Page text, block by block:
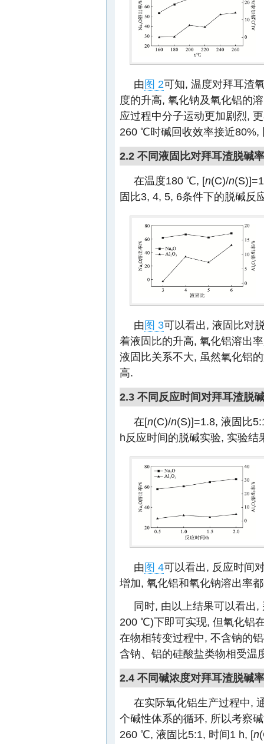
由图 2可知, 温度对拜耳渣
度的升高, 氧化钠及氧化铝的
应过程中分子运动更加剧烈,
260 ℃时碱回收效率接近80%,
2.2 不同液固比对拜耳渣脱碱
在温度180 ℃, [n(C)/n
固比3, 4, 5, 6条件下的脱碱反
由图 3可以看出, 液固比对
着液固比的升高, 氧化铝溶出
液固比关系不大, 虽然氧化铝
高.
2.3 不同反应时间对拜耳渣脱
在[n(C)/n(S)]=1.8, 液固比
h反应时间的脱碱实验, 实验结
由图 4可以看出, 反应时间
增加, 氧化铝和氧化钠溶出率
同时, 由以上结果可以看出
200 ℃)下即可实现, 但氧化铝
在物相转变过程中, 不含钠的
含钠、铝的硅酸盐类物相受温
2.4 不同碱浓度对拜耳渣脱碱
在实际氧化铝生产过程中,
个碱性体系的循环, 所以考察
260 ℃, 液固比5:1, 时间1 h, [n